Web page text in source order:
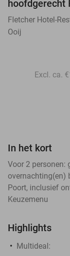
hoofdgerecht
Fletcher Hotel-
Ooij
Excl. ca.
In het kort
Voor 2 personen:
overnachting(en)
Poort, inclusief
Keuzemenu
Highlights
Multideal: